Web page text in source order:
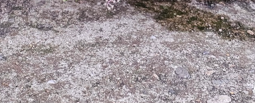
프 하세요!